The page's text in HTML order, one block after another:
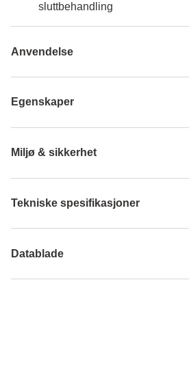
sluttbehandling
Anvendelse
Egenskaper
Miljø & sikkerhet
Tekniske spesifikasjoner
Datablade